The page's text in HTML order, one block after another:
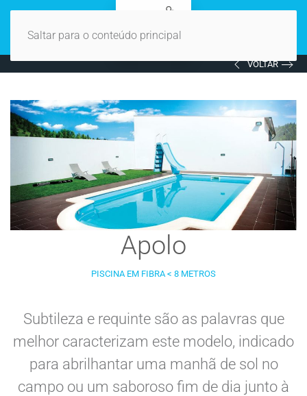
Saltar para o conteúdo principal
VOLTAR
Apolo
PISCINA EM FIBRA < 8 METROS
Subtileza e requinte são as palavras que
melhor caracterizam este modelo, indicado
para abrilhantar uma manhã de sol no
campo ou um saboroso fim de dia junto à